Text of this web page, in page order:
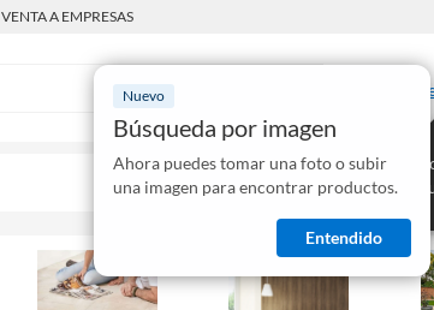
VENTA A EMPRESAS
Nuevo
Búsqueda por imagen
Ahora puedes tomar una foto o subir
una imagen para encontrar productos.
Entendido
Mostraremos los
disponibles para tu